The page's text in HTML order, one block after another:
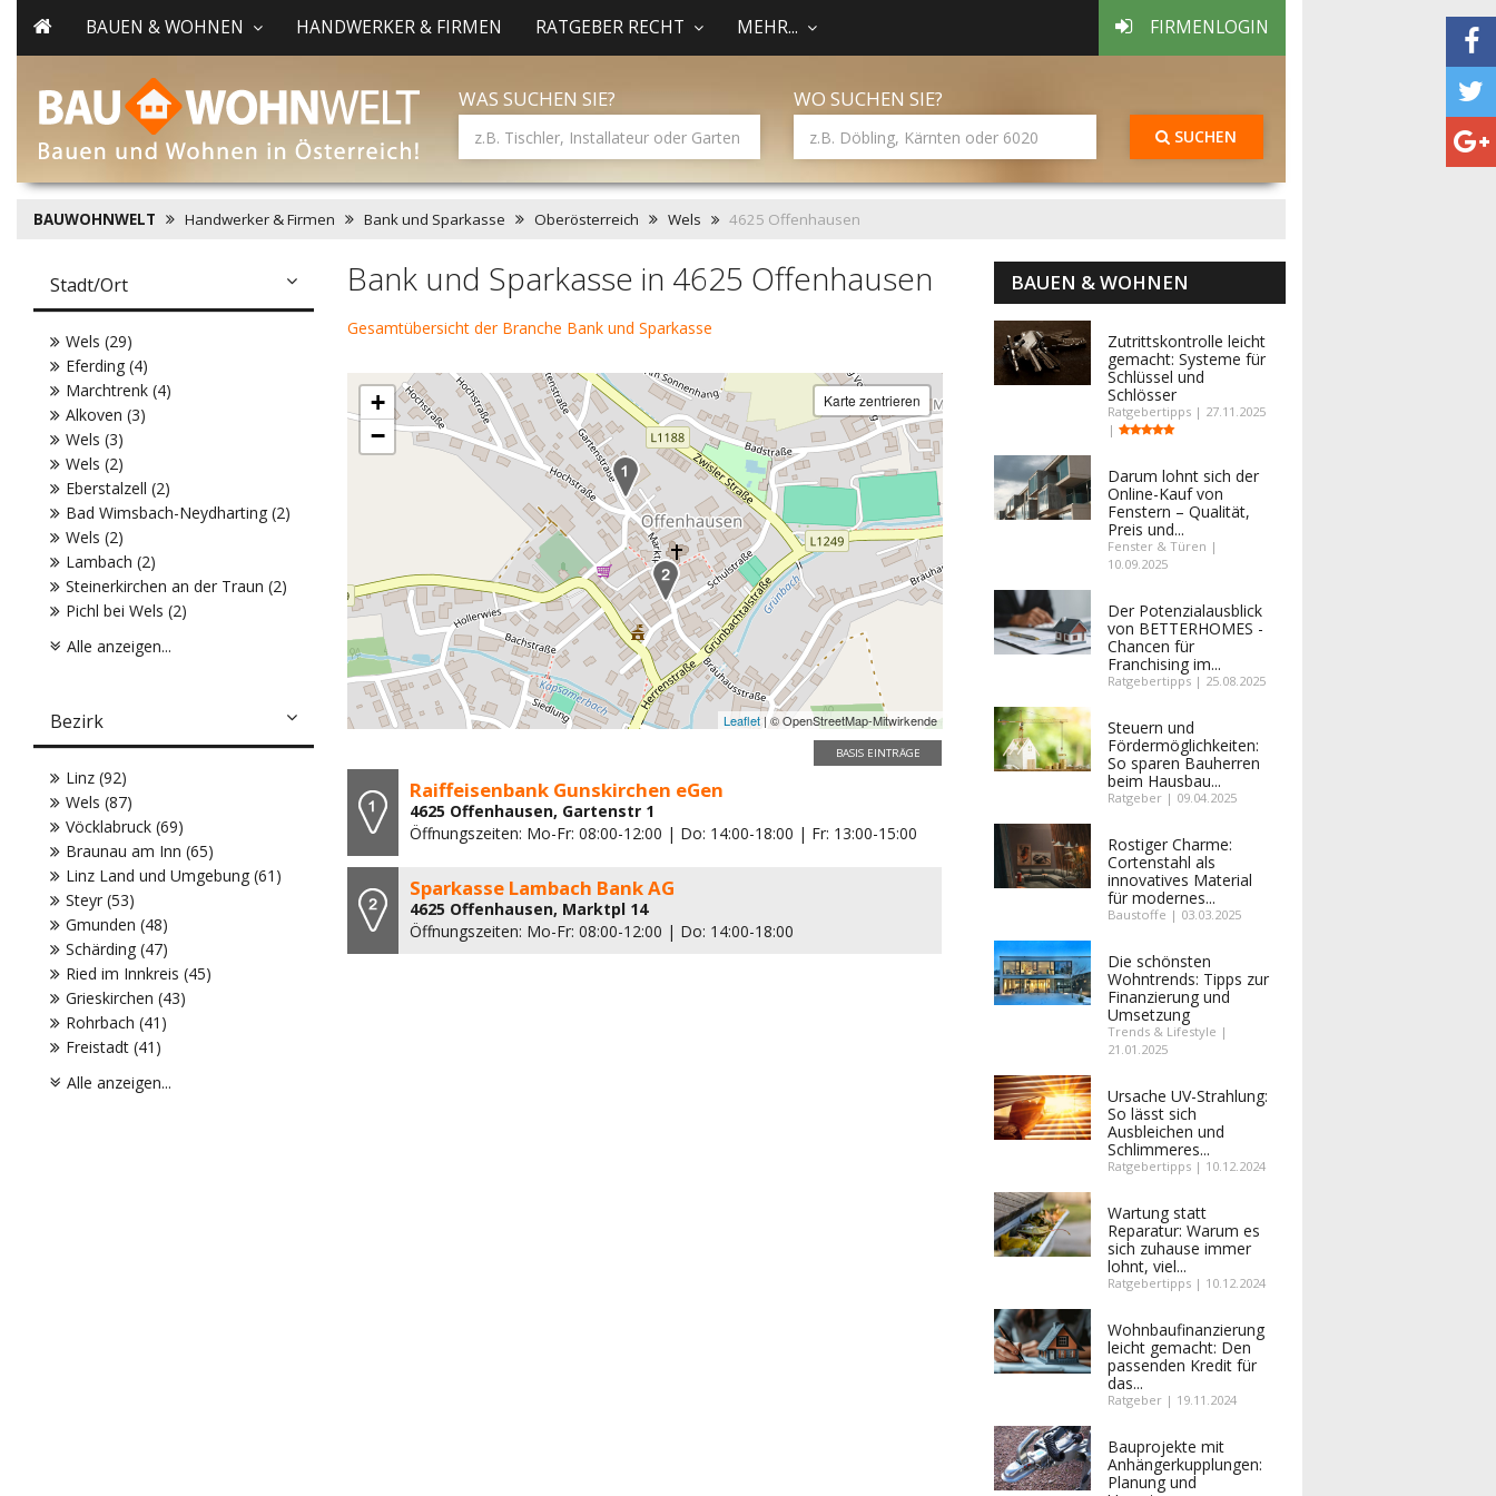
BAUEN & WOHNEN HANDWERKER & FIRMEN RATGEBER RECHT MEHR... FIRMENLOGIN
WAS SUCHEN SIE? WO SUCHEN SIE?
SUCHEN
BAUWOHNWELT Handwerker & Firmen Bank und Sparkasse Oberösterreich Wels 4625 Offenhausen
Bank und Sparkasse in 4625 Offenhausen
Gesamtübersicht der Branche Bank und Sparkasse
+
−
Karte zentrieren
Leaflet | © OpenStreetMap-Mitwirkende
BASIS EINTRÄGE
Raiffeisenbank Gunskirchen eGen
4625 Offenhausen, Gartenstr 1
Öffnungszeiten: Mo-Fr: 08:00-12:00 | Do: 14:00-18:00 | Fr: 13:00-15:00
Sparkasse Lambach Bank AG
4625 Offenhausen, Marktpl 14
Öffnungszeiten: Mo-Fr: 08:00-12:00 | Do: 14:00-18:00
Stadt/Ort
Wels (29)
Eferding (4)
Marchtrenk (4)
Alkoven (3)
Wels (3)
Wels (2)
Eberstalzell (2)
Bad Wimsbach-Neydharting (2)
Wels (2)
Lambach (2)
Steinerkirchen an der Traun (2)
Pichl bei Wels (2)
Alle anzeigen...
Bezirk
Linz (92)
Wels (87)
Vöcklabruck (69)
Braunau am Inn (65)
Linz Land und Umgebung (61)
Steyr (53)
Gmunden (48)
Schärding (47)
Ried im Innkreis (45)
Grieskirchen (43)
Rohrbach (41)
Freistadt (41)
Alle anzeigen...
BAUEN & WOHNEN
Zutrittskontrolle leicht
gemacht: Systeme für
Schlüssel und
Schlösser
Ratgebertipps | 27.11.2025
|
Darum lohnt sich der
Online-Kauf von
Fenstern – Qualität,
Preis und...
Fenster & Türen |
10.09.2025
Der Potenzialausblick
von BETTERHOMES -
Chancen für
Franchising im...
Ratgebertipps | 25.08.2025
Steuern und
Fördermöglichkeiten:
So sparen Bauherren
beim Hausbau...
Ratgeber | 09.04.2025
Rostiger Charme:
Cortenstahl als
innovatives Material
für modernes...
Baustoffe | 03.03.2025
Die schönsten
Wohntrends: Tipps zur
Finanzierung und
Umsetzung
Trends & Lifestyle |
21.01.2025
Ursache UV-Strahlung:
So lässt sich
Ausbleichen und
Schlimmeres...
Ratgebertipps | 10.12.2024
Wartung statt
Reparatur: Warum es
sich zuhause immer
lohnt, viel...
Ratgebertipps | 10.12.2024
Wohnbaufinanzierung
leicht gemacht: Den
passenden Kredit für
das...
Ratgeber | 19.11.2024
Bauprojekte mit
Anhängerkupplungen:
Planung und